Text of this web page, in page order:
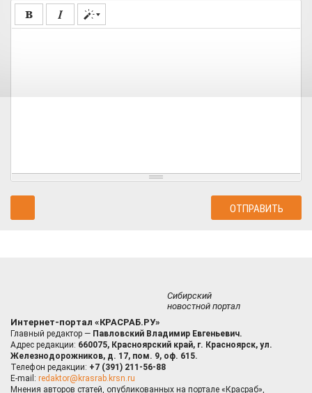
Сибирский
новостной портал
Интернет-портал «КРАСРАБ.РУ»
Главный редактор — Павловский Владимир Евгеньевич.
Адрес редакции: 660075, Красноярский край, г. Красноярск, ул.
Железнодорожников, д. 17, пом. 9, оф. 615.
Телефон редакции: +7 (391) 211-56-88
E-mail: redaktor@krasrab.krsn.ru
Мнения авторов статей, опубликованных на портале «Красраб»,